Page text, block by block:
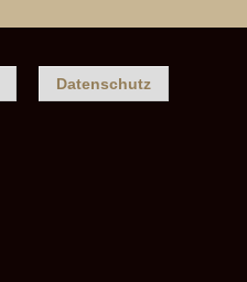
Datenschutz